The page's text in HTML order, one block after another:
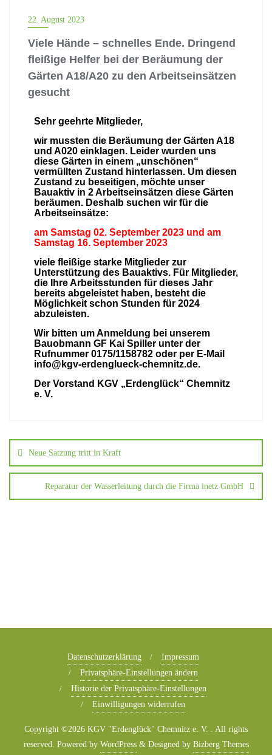
22. August 2023
Viele Hände – schnelles Ende. Dringend
fleißige Helfer bei der Beräumung der
Gärten A18/A20 zu den Arbeitseinsätzen
gesucht
Sehr geehrte Mitglieder,
wir mussten die Beräumung der Gärten A18
und A020 einklagen. Leider wurden uns
diese Gärten in einem „unschönen“
vermüllten Zustand hinterlassen. Um diesen
Zustand zu beseitigen, möchte unser
Bauaktiv in 2 Arbeitseinsätzen diese Gärten
beräumen. Deshalb suchen wir für die
Arbeitseinsätze:
am Samstag 02. September 2023 und am
Samstag 16. September 2023
viele fleißige starke Mitglieder zur
Unterstützung des Bauaktivs. Für Mitglieder,
die Ihre Arbeitsstunden für dieses Jahr
bereits abgeleistet haben, besteht die
Möglichkeit schon Stunden für 2024
abzuleisten.
Wir bitten um Anmeldung bei unserem
Bauobmann GF Kai Spiller unter der
Rufnummer 0175/1158782 oder per E-Mail
info@kgv-erdenglueck-chemnitz.de.
Der Vorstand KGV „Erdenglück“ Chemnitz
e. V.
Neue Satzung tritt in Kraft
Reparatur der Wasserleitung durch die Firma inetz GmbH
Datenschutzerklärung
Impressum
Privatsphäre-Einstellungen ändern
Historie der Privatsphäre-Einstellungen
Einwilligungen widerrufen
Copyright ©2026 KGV "Erdenglück" Chemnitz e. V. . All rights
reserved. Powered by WordPress & Designed by Bizberg Themes